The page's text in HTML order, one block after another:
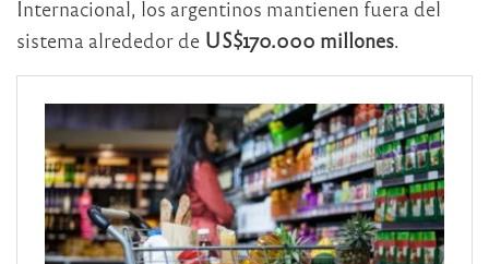
Internacional, los argentinos mantienen fuera del
sistema alrededor de US$170.000 millones